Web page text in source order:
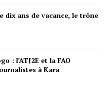
dix ans de vacance, le trône
: l’ATJ2E et la FAO
à Kara